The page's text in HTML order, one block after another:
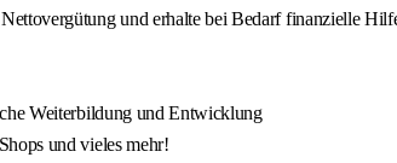
und erhalte bei Bedarf finanzielle
Weiterbildung und Entwicklung
und vieles mehr!